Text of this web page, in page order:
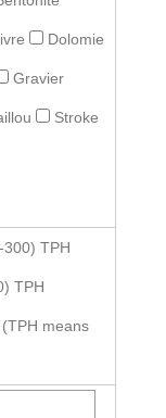
Dolomie
Gravier
Stroke
TPH
TPH
(TPH means